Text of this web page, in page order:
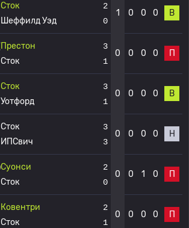
Сток
Шеффилд Уэд
2
0
1 0 0 0 В
Престон
Сток
3
1
0 0 0 0 П
Сток
Уотфорд
3
1
0 0 0 0 В
Сток
ИПСвич
3
3
0 0 0 0 Н
Суонси
Сток
2
0
0 0 1 0 П
Ковентри
Сток
2
1
0 0 0 0 П